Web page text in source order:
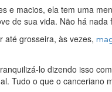
e macios, ela tem uma
de sua vida. Não há nada
até grosseira, às vezes,
lo dizendo isso
Tudo o que o canceriano